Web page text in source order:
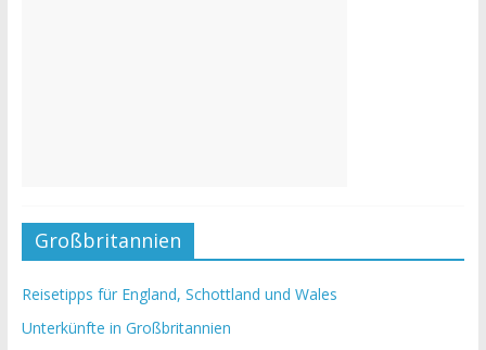
Großbritannien
Reisetipps für England, Schottland und Wales
Unterkünfte in Großbritannien